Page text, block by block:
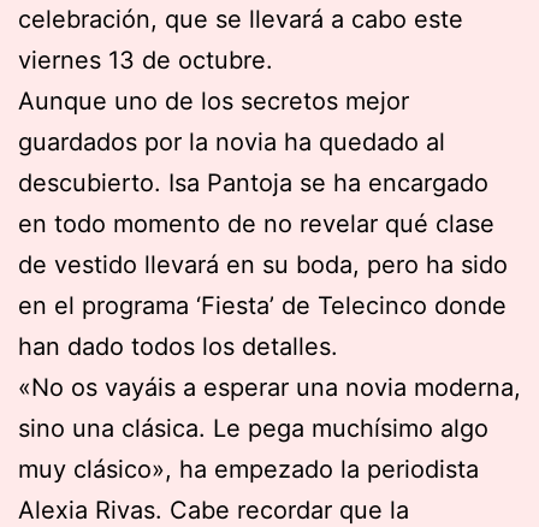
celebración, que se llevará a cabo este
viernes 13 de octubre.
Aunque uno de los secretos mejor
guardados por la novia ha quedado al
descubierto. Isa Pantoja se ha encargado
en todo momento de no revelar qué clase
de vestido llevará en su boda, pero ha sido
en el programa ‘Fiesta’ de Telecinco donde
han dado todos los detalles.
«No os vayáis a esperar una novia moderna,
sino una clásica. Le pega muchísimo algo
muy clásico», ha empezado la periodista
Alexia Rivas. Cabe recordar que la